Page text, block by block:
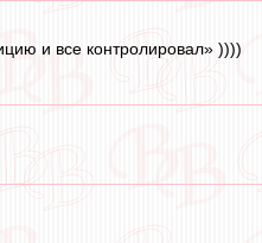
и все контролировал» ))))